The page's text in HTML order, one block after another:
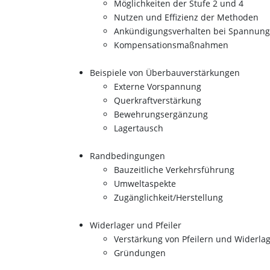
Möglichkeiten der Stufe 2 und 4
Nutzen und Effizienz der Methoden
Ankündigungsverhalten bei
Kompensationsmaßnahmen
Beispiele von Überbauverstärkungen
Externe Vorspannung
Querkraftverstärkung
Bewehrungsergänzung
Lagertausch
Randbedingungen
Bauzeitliche Verkehrsführung
Umweltaspekte
Zugänglichkeit/Herstellung
Widerlager und Pfeiler
Verstärkung von Pfeilern und
Gründungen